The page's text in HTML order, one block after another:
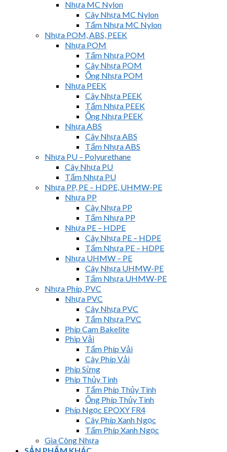
Nhựa MC Nylon
Cây Nhựa MC Nylon
Tấm Nhựa MC Nylon
Nhựa POM, ABS, PEEK
Nhựa POM
Tấm Nhựa POM
Cây Nhựa POM
Ống Nhựa POM
Nhựa PEEK
Cây Nhựa PEEK
Tấm Nhựa PEEK
Ống Nhựa PEEK
Nhựa ABS
Cây Nhựa ABS
Tấm Nhựa ABS
Nhựa PU – Polyurethane
Cây Nhựa PU
Tấm Nhựa PU
Nhựa PP, PE – HDPE, UHMW-PE
Nhựa PP
Cây Nhựa PP
Tấm Nhựa PP
Nhựa PE – HDPE
Cây Nhựa PE – HDPE
Tấm Nhựa PE – HDPE
Nhựa UHMW – PE
Cây Nhựa UHMW-PE
Tấm Nhựa UHMW-PE
Nhựa Phíp, PVC
Nhựa PVC
Cây Nhựa PVC
Tấm Nhựa PVC
Phíp Cam Bakelite
Phip Vải
Tấm Phíp Vải
Cây Phíp Vải
Phíp Sừng
Phíp Thủy Tinh
Tấm Phíp Thủy Tinh
Ống Phíp Thủy Tinh
Phíp Ngọc EPOXY FR4
Cây Phíp Xanh Ngọc
Tấm Phíp Xanh Ngọc
Gia Công Nhựa